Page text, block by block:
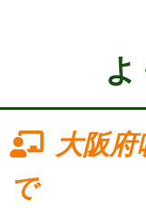
よ
大阪
で